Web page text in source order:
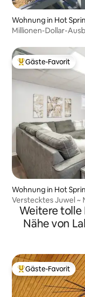
Wohnung in Hot
Millionen-Dollar-
Beliebter Gäste-
Gäste-Favorit
Wohnung in Hot
Verstecktes Juwel ~
Weitere tolle
Nähe von
Beliebter Gäste-
Gäste-Favorit